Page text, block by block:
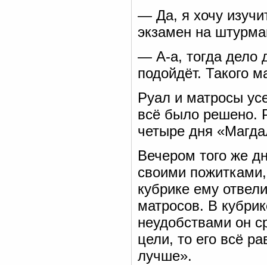
— Да, я хочу
экзамен на
— А-а, тогда дело
подойдёт. Такого
Руал и матросы
всё было решено.
четыре дня
Вечером того же
своими
кубрике ему
матросов. В
неудобствами он
цели, то его всё
лучше».